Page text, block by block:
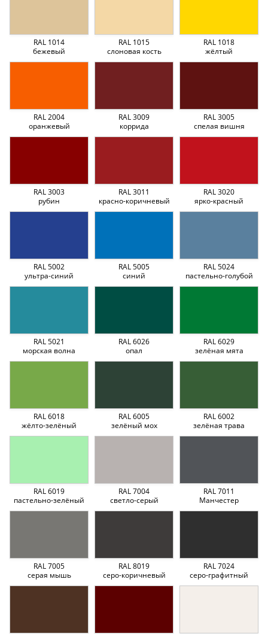
RAL 1014
бежевый
RAL 1015
слоновая кость
RAL 1018
жёлтый
RAL 2004
оранжевый
RAL 3009
коррида
RAL 3005
спелая вишня
RAL 3003
рубин
RAL 3011
красно-коричневый
RAL 3020
ярко-красный
RAL 5002
ультра-синий
RAL 5005
синий
RAL 5024
пастельно-голубой
RAL 5021
морская волна
RAL 6026
опал
RAL 6029
зелёная мята
RAL 6018
жёлто-зелёный
RAL 6005
зелёный мох
RAL 6002
зелёная трава
RAL 6019
пастельно-зелёный
RAL 7004
светло-серый
RAL 7011
Манчестер
RAL 7005
серая мышь
RAL 8019
серо-коричневый
RAL 7024
серо-графитный